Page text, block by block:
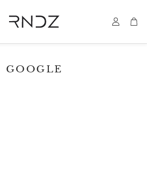
Account
GOOGLE